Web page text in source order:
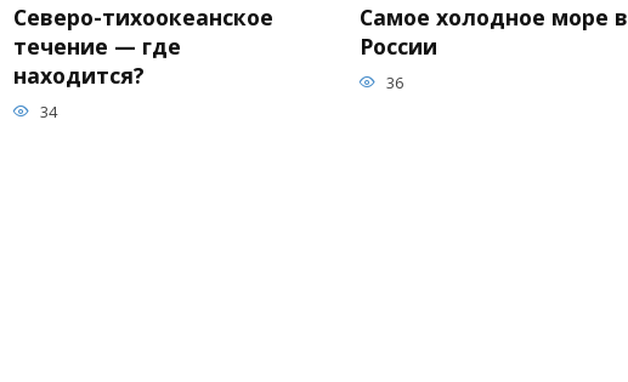
Северо-тихоокеанское
течение — где
находится?
34
Самое холодное море в
России
36